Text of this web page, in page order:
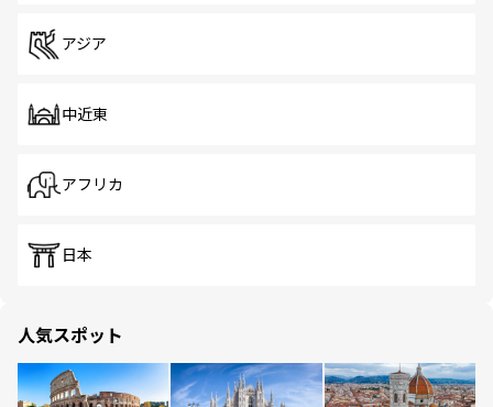
アジア
中近東
アフリカ
日本
人気スポット